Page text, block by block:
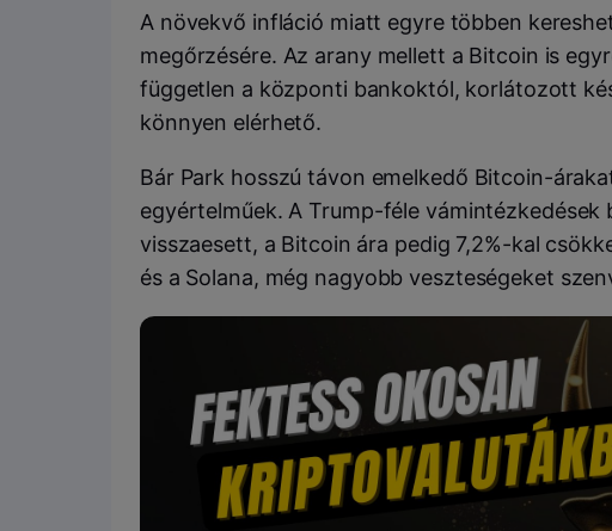
A növekvő infláció miatt egyre többen
megőrzésére. Az arany mellett a Bitcoin is
független a központi bankoktól, korlátozott
könnyen elérhető.
Bár Park hosszú távon emelkedő Bitcoin-
egyértelműek. A Trump-féle
visszaesett, a Bitcoin ára pedig 7,2%-kal
és a Solana, még nagyobb veszteségeket